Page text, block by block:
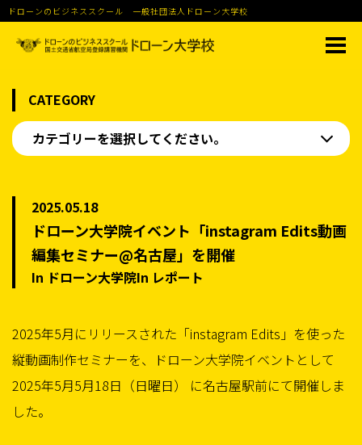
ドローンのビジネススクール 一般社団法人ドローン大学校
CATEGORY
カテゴリーを選択してください。
2025.05.18
ドローン大学院イベント「instagram Edits動画
編集セミナー@名古屋」を開催
In ドローン大学院In レポート
2025年5月にリリースされた「instagram Edits」を使った
縦動画制作セミナーを、ドローン大学院イベントとして
2025年5月5月18日（日曜日） に名古屋駅前にて開催しま
した。